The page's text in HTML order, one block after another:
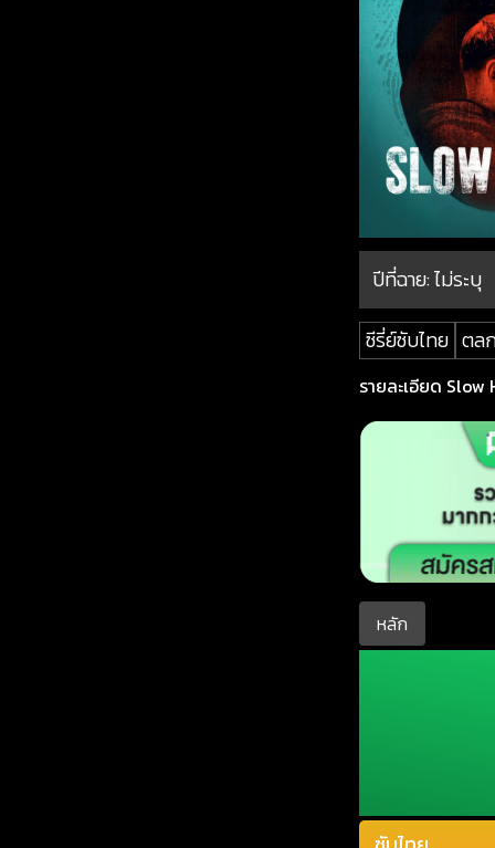
ปีที่ฉาย:ไม่ระบุ
ซีรี่ย์ซับไทย ตล
รายละเอียด
หลัก